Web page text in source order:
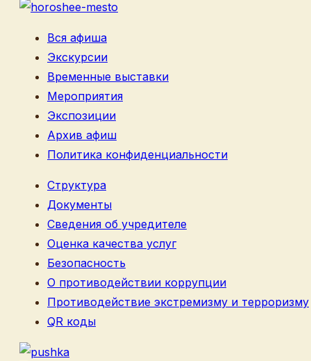
Вся афиша
Экскурсии
Временные выставки
Мероприятия
Экспозиции
Архив афиш
Политика конфиденциальности
Структура
Документы
Сведения об учредителе
Оценка качества услуг
Безопасность
О противодействии коррупции
Противодействие экстремизму и терроризму
QR коды